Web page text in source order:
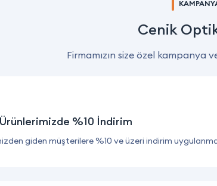
Cenik
Firmamızın size özel kampanya
%10 İndirim
giden müşterilere %10 ve üzeri indirim